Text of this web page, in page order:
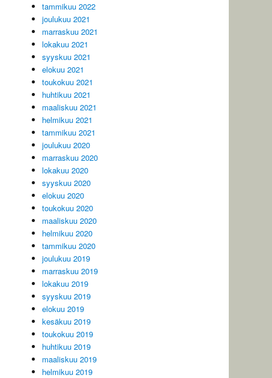
tammikuu 2022
joulukuu 2021
marraskuu 2021
lokakuu 2021
syyskuu 2021
elokuu 2021
toukokuu 2021
huhtikuu 2021
maaliskuu 2021
helmikuu 2021
tammikuu 2021
joulukuu 2020
marraskuu 2020
lokakuu 2020
syyskuu 2020
elokuu 2020
toukokuu 2020
maaliskuu 2020
helmikuu 2020
tammikuu 2020
joulukuu 2019
marraskuu 2019
lokakuu 2019
syyskuu 2019
elokuu 2019
kesäkuu 2019
toukokuu 2019
huhtikuu 2019
maaliskuu 2019
helmikuu 2019